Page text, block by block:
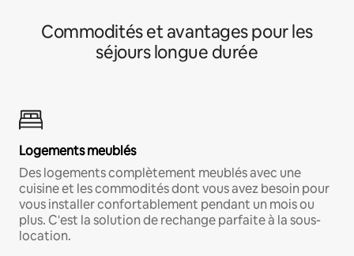
Commodités et avantages pour les
séjours longue durée
Logements meublés
Des logements complètement meublés avec une
cuisine et les commodités dont vous avez besoin pour
vous installer confortablement pendant un mois ou
plus. C'est la solution de rechange parfaite à la sous-
location.